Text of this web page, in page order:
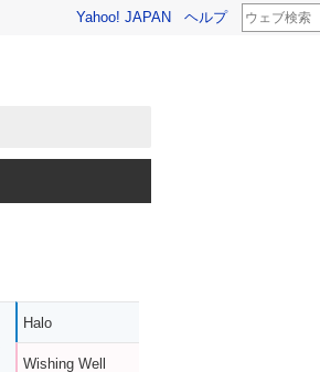
Yahoo! JAPAN ヘルプ
Halo
Wishing Well